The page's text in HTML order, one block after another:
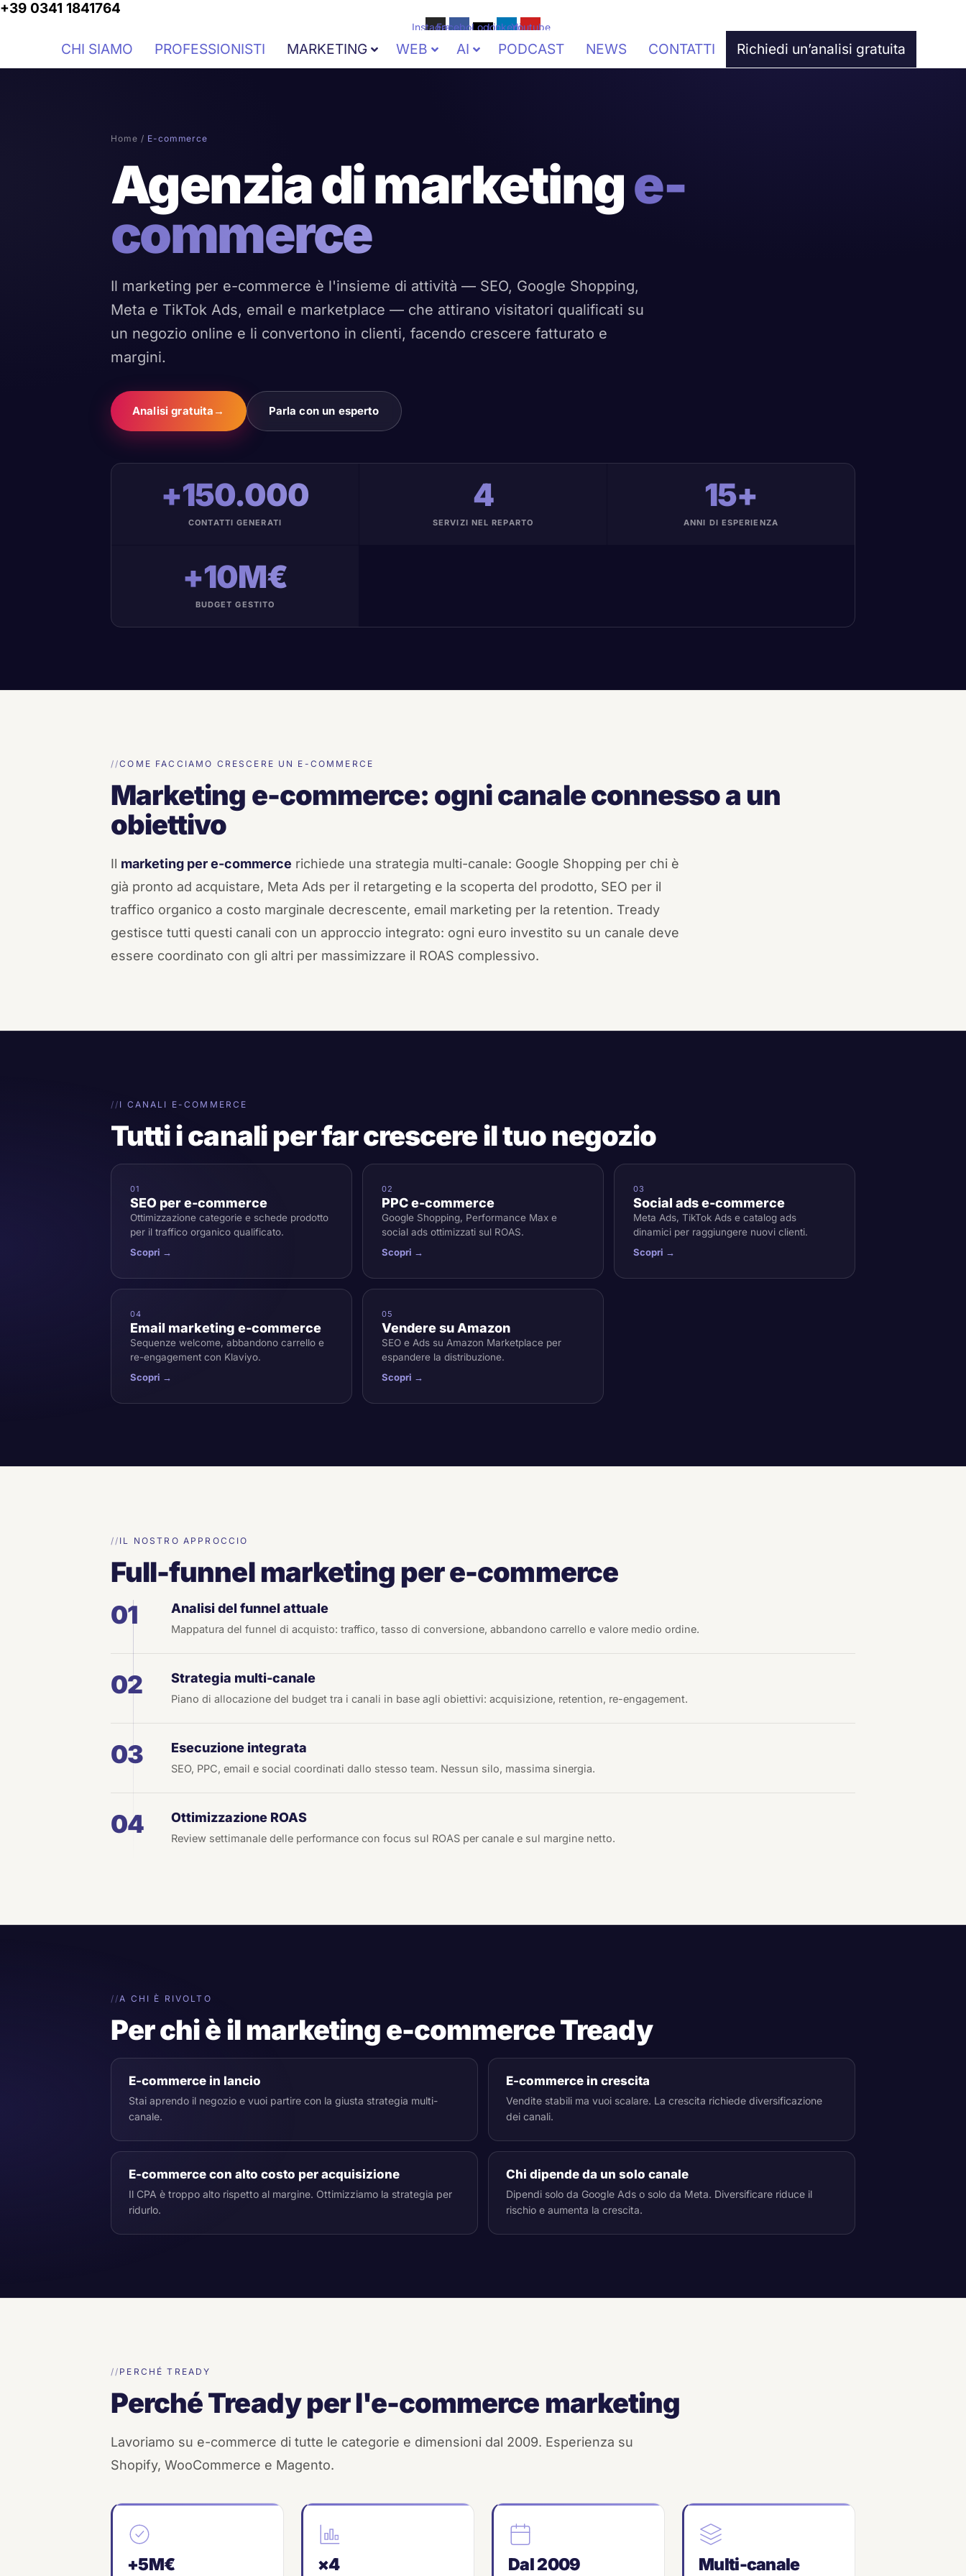
Vai
+39 0341 1841764
InstagramFacebookLogoLinkedinYoutube
CHI SIAMO PROFESSIONISTI MARKETING WEB AI PODCAST NEWS CONTATTI Richiedi un’analisi gratuita
Home / E-commerce
Agenzia di marketinge-
commerce
Il marketing per e-commerce è l'insieme di attività — SEO, Google Shopping,
Meta e TikTok Ads, email e marketplace — che attirano visitatori qualificati su
un negozio online e li convertono in clienti, facendo crescere fatturato e
margini.
Analisi gratuita → Parla con un esperto
+150.000
CONTATTI GENERATI
4
SERVIZI NEL REPARTO
15+
ANNI DI ESPERIENZA
+10M€
BUDGET GESTITO
COME FACCIAMO CRESCERE UN E-COMMERCE
Marketing e-commerce: ogni canale connesso a un
obiettivo
Il marketing per e-commerce richiede una strategia multi-canale: Google Shopping per chi è
già pronto ad acquistare, Meta Ads per il retargeting e la scoperta del prodotto, SEO per il
traffico organico a costo marginale decrescente, email marketing per la retention. Tready
gestisce tutti questi canali con un approccio integrato: ogni euro investito su un canale deve
essere coordinato con gli altri per massimizzare il ROAS complessivo.
I CANALI E-COMMERCE
Tutti i canali per far crescere il tuo negozio
01
SEO per e-commerce
Ottimizzazione categorie e schede prodotto
per il traffico organico qualificato.
Scopri →
02
PPC e-commerce
Google Shopping, Performance Max e
social ads ottimizzati sul ROAS.
Scopri →
03
Social ads e-commerce
Meta Ads, TikTok Ads e catalog ads
dinamici per raggiungere nuovi clienti.
Scopri →
04
Email marketing e-commerce
Sequenze welcome, abbandono carrello e
re-engagement con Klaviyo.
Scopri →
05
Vendere su Amazon
SEO e Ads su Amazon Marketplace per
espandere la distribuzione.
Scopri →
IL NOSTRO APPROCCIO
Full-funnel marketing per e-commerce
01 Analisi del funnel attuale
Mappatura del funnel di acquisto: traffico, tasso di conversione, abbandono carrello e valore medio ordine.
02 Strategia multi-canale
Piano di allocazione del budget tra i canali in base agli obiettivi: acquisizione, retention, re-engagement.
03 Esecuzione integrata
SEO, PPC, email e social coordinati dallo stesso team. Nessun silo, massima sinergia.
04 Ottimizzazione ROAS
Review settimanale delle performance con focus sul ROAS per canale e sul margine netto.
A CHI È RIVOLTO
Per chi è il marketing e-commerce Tready
E-commerce in lancio
Stai aprendo il negozio e vuoi partire con la giusta strategia multi-
canale.
E-commerce in crescita
Vendite stabili ma vuoi scalare. La crescita richiede diversificazione
dei canali.
E-commerce con alto costo per acquisizione
Il CPA è troppo alto rispetto al margine. Ottimizziamo la strategia per
ridurlo.
Chi dipende da un solo canale
Dipendi solo da Google Ads o solo da Meta. Diversificare riduce il
rischio e aumenta la crescita.
PERCHÉ TREADY
Perché Tready per l'e-commerce marketing
Lavoriamo su e-commerce di tutte le categorie e dimensioni dal 2009. Esperienza su
Shopify, WooCommerce e Magento.
+5M€ ×4 Dal 2009 Multi-canale